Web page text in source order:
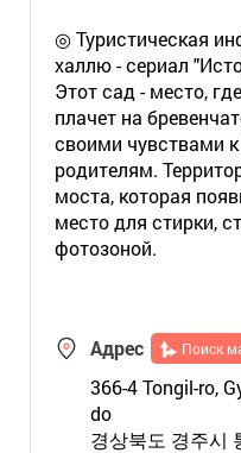
◎ Туристическая
халлю - сериал
Этот сад - место,
плачет на
своими чувствами
родителям.
моста, которая
место для стирки,
фотозоной.
Адрес Поиск
366-4 Tongil-ro,
do
경상북도 경주시